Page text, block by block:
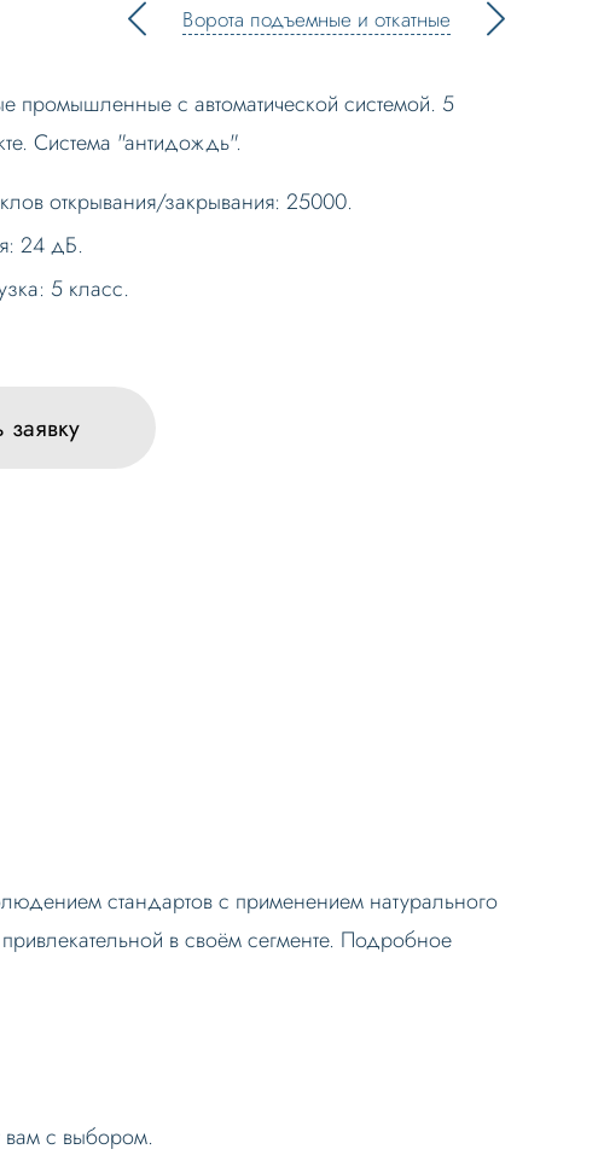
Ворота подъемные и откатные
промышленные с автоматической системой. 5
Система "антидождь".
открывания/закрывания: 25000.
24 дБ.
5 класс.
заявку
стандартов с применением натурального
в своём сегменте. Подробное
вам с выбором.